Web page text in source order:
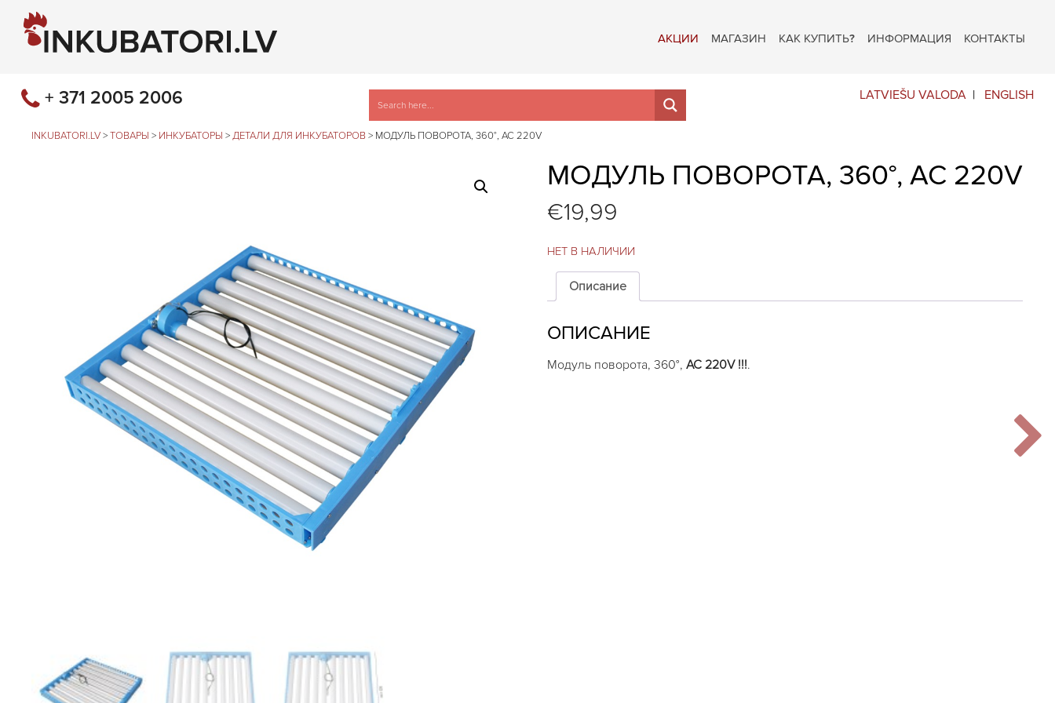
АКЦИИ МАГАЗИН КАК КУПИТЬ? ИНФОРМАЦИЯ КОНТАКТЫ
LATVIEŠU VALODA ENGLISH
+ 371 2005 2006
INKUBATORI.LV > ТОВАРЫ > ИНКУБАТОРЫ > ДЕТАЛИ ДЛЯ ИНКУБАТОРОВ > МОДУЛЬ ПОВОРОТА, 360°, AC 220V
МОДУЛЬ ПОВОРОТА, 360°, AC 220V
€19,99
НЕТ В НАЛИЧИИ
Описание
ОПИСАНИЕ
Модуль поворота, 360°,AC 220V !!!.